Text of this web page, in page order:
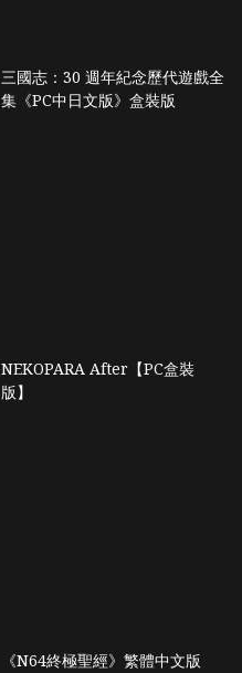
三國志：30 週年紀念歷代遊戲全
集《PC中日文版》盒裝版
NEKOPARA After【PC盒裝
版】
《N64終極聖經》繁體中文版